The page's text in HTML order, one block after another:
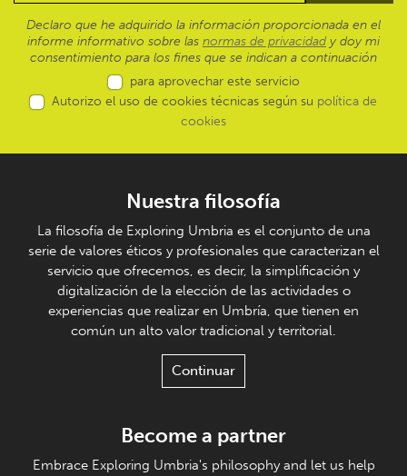
Declaro que he adquirido la información proporcionada en el
informe informativo sobre las normas de privacidad y doy mi
consentimiento para los fines que se indican a continuación
para aprovechar este servicio
Autorizo el uso de cookies técnicas según su política de
cookies
Nuestra filosofía
La filosofía de Exploring Umbria es el conjunto de una
serie de valores éticos y profesionales que caracterizan el
servicio que ofrecemos, es decir, la simplificación y
digitalización de la elección de las actividades o
experiencias que realizar en Umbría, que tienen en
común un alto valor tradicional y territorial.
Continuar
Become a partner
Embrace Exploring Umbria's philosophy and let us help